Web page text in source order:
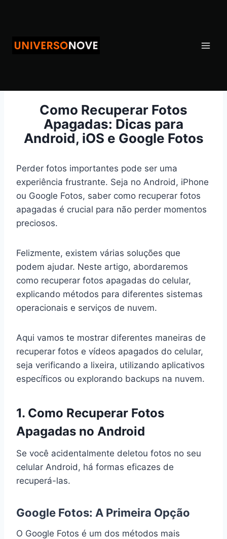
Conteúdo
Como Recuperar Fotos
Apagadas: Dicas para
Android, iOS e Google Fotos
Perder fotos importantes pode ser uma
experiência frustrante. Seja no Android, iPhone
ou Google Fotos, saber como recuperar fotos
apagadas é crucial para não perder momentos
preciosos.
Felizmente, existem várias soluções que
podem ajudar. Neste artigo, abordaremos
como recuperar fotos apagadas do celular,
explicando métodos para diferentes sistemas
operacionais e serviços de nuvem.
Aqui vamos te mostrar diferentes maneiras de
recuperar fotos e vídeos apagados do celular,
seja verificando a lixeira, utilizando aplicativos
específicos ou explorando backups na nuvem.
1. Como Recuperar Fotos
Apagadas no Android
Se você acidentalmente deletou fotos no seu
celular Android, há formas eficazes de
recuperá-las.
Google Fotos: A Primeira Opção
O Google Fotos é um dos métodos mais